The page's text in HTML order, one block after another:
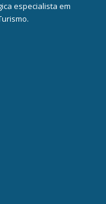
especialista em